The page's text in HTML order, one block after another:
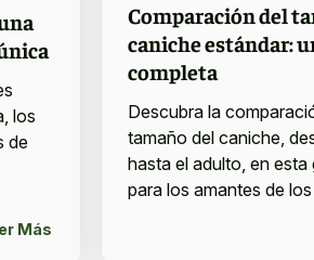
los
de
Más
Comparación del
caniche estándar:
completa
Descubra la
tamaño del caniche,
hasta el adulto, en esta
para los amantes de